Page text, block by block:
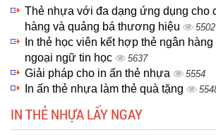
Thẻ nhựa với đa dạng ứng dụng cho
hàng và quảng bá thương hiệu
5502
In thẻ học viên kết hợp thẻ ngân
ngoại ngữ tin học
5637
Giải pháp cho in ấn thẻ nhựa 5554
In ấn thẻ nhựa làm thẻ quà tặng
IN THẺ NHỰA LẤY NGAY